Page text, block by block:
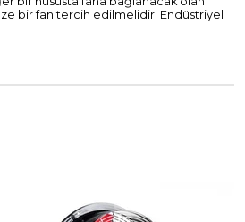
bir fan tercih edilmelidir. Endüstriyel